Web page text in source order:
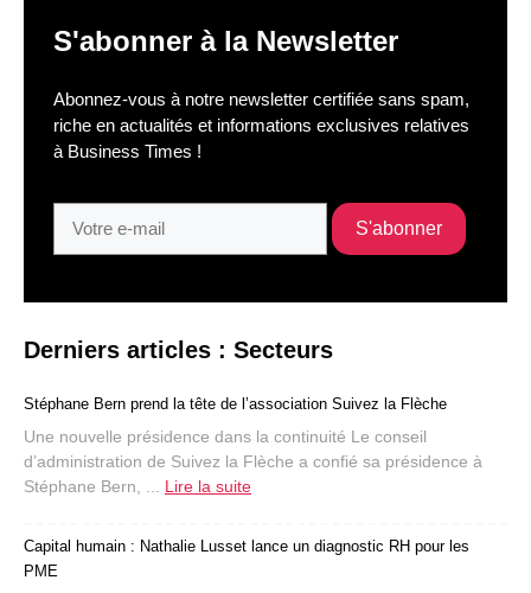
S'abonner à la Newsletter
Abonnez-vous à notre newsletter certifiée sans spam,
riche en actualités et informations exclusives relatives
à Business Times !
Derniers articles : Secteurs
Stéphane Bern prend la tête de l’association Suivez la Flèche
Une nouvelle présidence dans la continuité Le conseil
d’administration de Suivez la Flèche a confié sa présidence à
Stéphane Bern, ... Lire la suite
Capital humain : Nathalie Lusset lance un diagnostic RH pour les
PME